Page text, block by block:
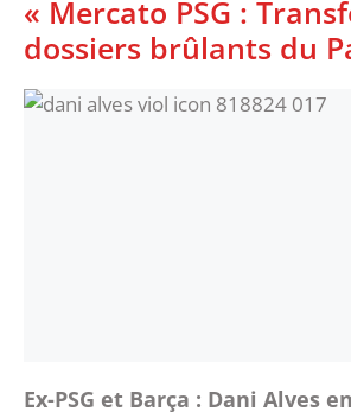
« Mercato PSG :
dossiers brûlants du
Ex-PSG et Barça : Dani Alves